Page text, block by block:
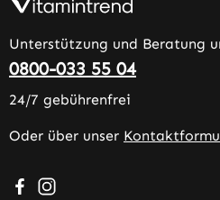
Unterstützung und Beratung
0800-033 55 04
24/7 gebührenfrei
Oder über unser
Besuche uns auf Facebook
Schau auf Instagram